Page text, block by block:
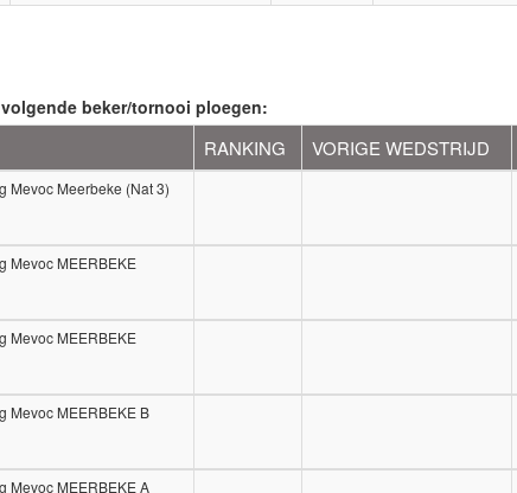
beker/tornooi ploegen:
RANKING VORIGE WEDSTRIJD
Mevoc Meerbeke (Nat 3)
Mevoc MEERBEKE
Mevoc MEERBEKE
Mevoc MEERBEKE B
Mevoc MEERBEKE A